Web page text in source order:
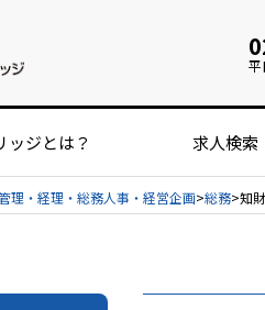
平
ッジとは？ 求人検索
理・経理・総務人事・経営企画 総務 知